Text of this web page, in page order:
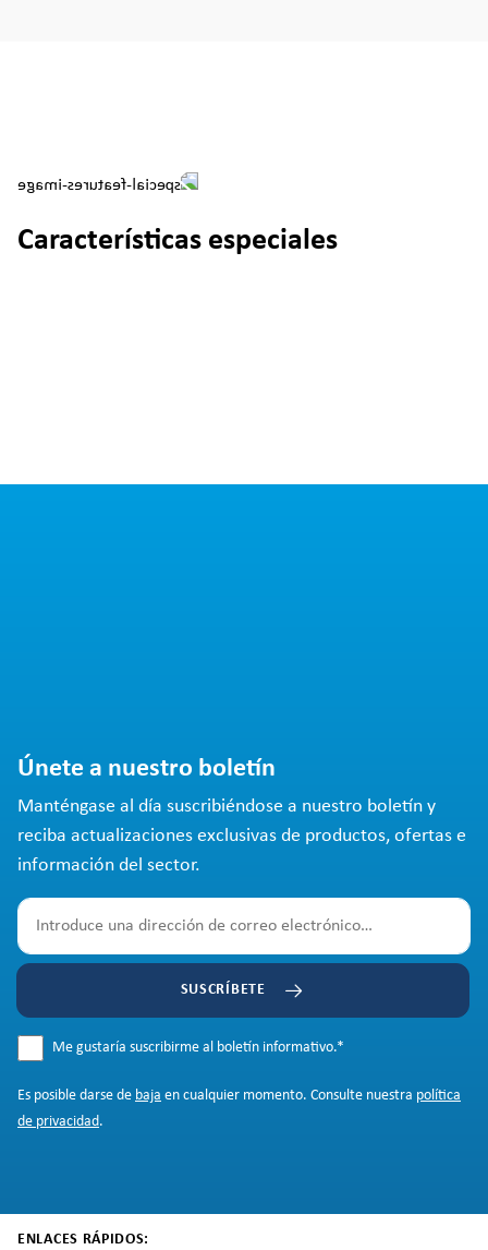
Características especiales
Únete a nuestro boletín
Manténgase al día suscribiéndose a nuestro boletín y
reciba actualizaciones exclusivas de productos, ofertas e
información del sector.
SUSCRÍBETE
Me gustaría suscribirme al boletín informativo.*
Es posible darse de baja en cualquier momento. Consulte nuestra política
de privacidad.
ENLACES RÁPIDOS: